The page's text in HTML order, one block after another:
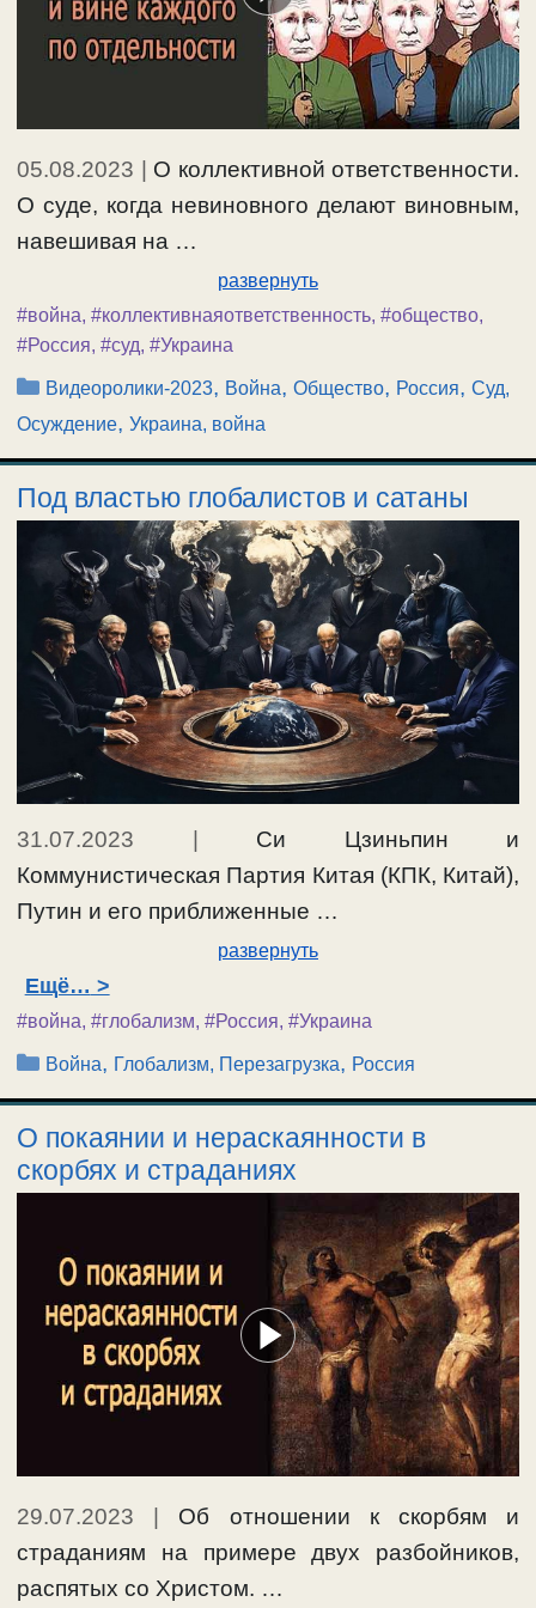
05.08.2023 | О коллективной ответственности.
О суде, когда невиновного делают виновным,
навешивая на …
развернуть
#война, #коллективнаяответственность, #общество,
#Россия, #суд, #Украина
Рубрики
Видеоролики-2023, Война,Общество, Россия,Суд,
Осуждение, Украина, война
Под властью глобалистов и сатаны
31.07.2023 | Си Цзиньпин и
Коммунистическая Партия Китая (КПК, Китай),
Путин и его приближенные …
развернуть
Ещё…
#война, #глобализм, #Россия, #Украина
Рубрики
Война, Глобализм, Перезагрузка, Россия
О покаянии и нераскаянности в
скорбях и страданиях
29.07.2023 | Об отношении к скорбям и
страданиям на примере двух разбойников,
распятых со Христом. …